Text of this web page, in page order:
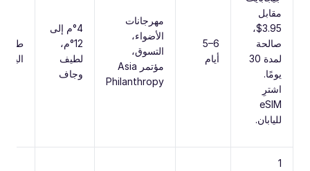
مقابل
‎$3.95‎،
صالحة
لمدة ‎30‎
يومًا.
اشترِ
eSIM
لليابان.
‎5–6‎
أيام
مهرجانات
الأضواء،
التسوق،
مؤتمر Asia
Philanthropy
‎4‎°م إلى
‎12‎°م،
لطيف
وجاف
اليابان
‎1‎